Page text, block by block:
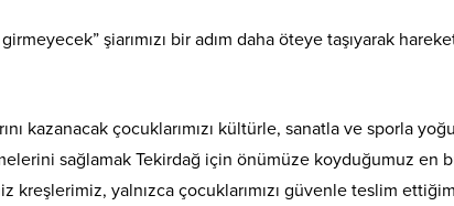
şiarımızı bir adım daha öteye taşıyarak
kazanacak çocuklarımızı kültürle, sanatla ve sporla
sağlamak Tekirdağ için önümüze koyduğumuz en
yalnızca çocuklarımızı güvenle teslim